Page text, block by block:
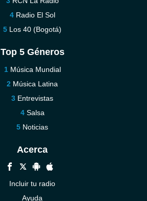
Radio El Sol
Los 40 (Bogotá)
Top 5 Géneros
Música Mundial
Música Latina
Entrevistas
Salsa
Noticias
Acerca
Incluir tu radio
Ayuda